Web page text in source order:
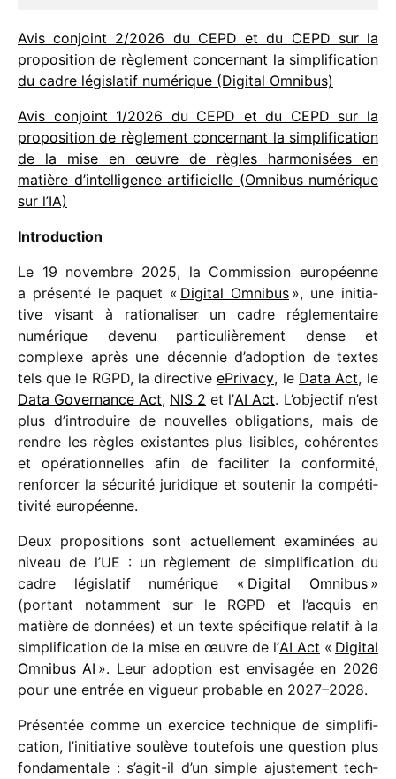
Avis conjoint 2/​2026 du CEPD et du CEPD sur la
propo­si­tion de règle­ment concer­nant la simpli­fi­ca­tion
du cadre légis­la­tif numé­rique (Digital Omnibus)
Avis conjoint 1/​2026 du CEPD et du CEPD sur la
propo­si­tion de règle­ment concer­nant la simpli­fi­ca­tion
de la mise en œuvre de règles harmo­ni­sées en
matière d’in­tel­li­gence arti­fi­cielle (Omnibus numé­rique
sur l’IA)
Introduction
Le 19 novembre 2025, la Commission euro­péenne
a présenté le paquet « Digital Omnibus », une initia­
tive visant à ratio­na­li­ser un cadre régle­men­taire
numé­rique devenu parti­cu­liè­re­ment dense et
complexe après une décen­nie d’adoption de textes
tels que le RGPD, la direc­tive ePrivacy, le Data Act, le
Data Governance Act, NIS 2 et l’AI Act. L’objectif n’est
plus d’introduire de nouvelles obli­ga­tions, mais de
rendre les règles exis­tantes plus lisibles, cohé­rentes
et opéra­tion­nelles afin de faci­li­ter la confor­mité,
renfor­cer la sécu­rité juri­dique et soute­nir la compé­ti­
ti­vité européenne.
Deux propo­si­tions sont actuel­le­ment exami­nées au
niveau de l’UE : un règle­ment de simpli­fi­ca­tion du
cadre légis­la­tif numé­rique « Digital Omnibus »
(portant notam­ment sur le RGPD et l’acquis en
matière de données) et un texte spéci­fique rela­tif à la
simpli­fi­ca­tion de la mise en œuvre de l’AI Act « Digital
Omnibus AI ». Leur adop­tion est envi­sa­gée en 2026
pour une entrée en vigueur probable en 2027–2028.
Présentée comme un exer­cice tech­nique de simpli­fi­
ca­tion, l’initiative soulève toute­fois une ques­tion plus
fonda­men­tale : s’agit-il d’un simple ajus­te­ment tech­